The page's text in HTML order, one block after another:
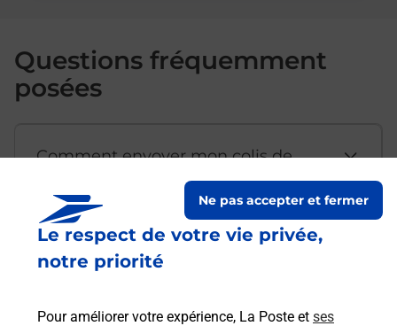
Le respect de votre vie privée,
notre priorité
Pour améliorer votre expérience, La Poste et ses
Ne pas accepter et fermer
Questions fréquemment
posées
Comment envoyer mon colis de
Est-il possible d’acheter un
emballage directement depuis un